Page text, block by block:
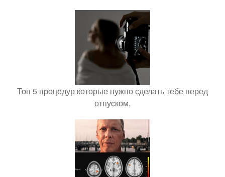
Топ 5 процедур которые нужно сделать тебе перед
отпуском.